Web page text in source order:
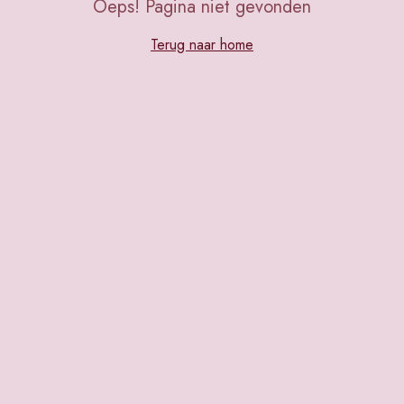
Oeps! Pagina niet gevonden
Terug naar home